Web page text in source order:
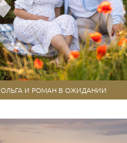
ОЛЬГА И РОМАН В ОЖИДАНИИ